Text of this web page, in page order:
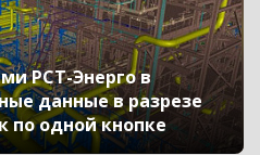
РСТ-Энерго в
данные в разрезе
по одной кнопке